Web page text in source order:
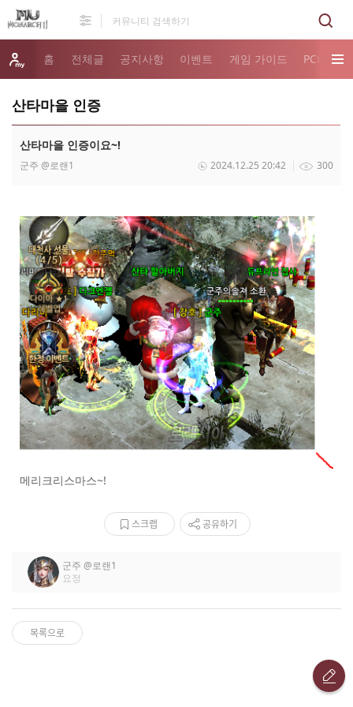
홈 전체글 공지사항 이벤트 게임 가이드 PC버전
산타마을 인증
산타마을 인증이요~!
군주@로랜1 300
2024.12.25 20:42
메리크리스마스~!
스크랩 공유하기
군주@로랜1
요정
목록으로